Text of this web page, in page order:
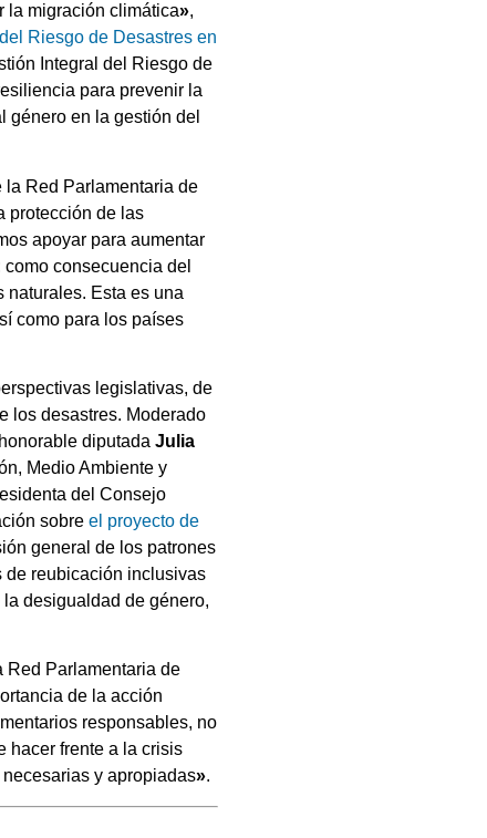
la migración climática»,
Riesgo de Desastres en
Integral del Riesgo de
para prevenir la
género en la gestión del
la Red Parlamentaria de
protección de las
apoyar para aumentar
consecuencia del
naturales. Esta es una
como para los países
legislativas, de
los desastres. Moderado
diputadaJulia
Medio Ambiente y
del Consejo
sobreel proyecto de
general de los patrones
de reubicación inclusivas
desigualdad de género,
Red Parlamentaria de
de la acción
responsables, no
hacer frente a la crisis
y apropiadas».